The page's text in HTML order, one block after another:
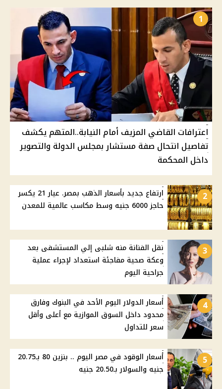
1
اعترافات القاضي المزيف أمام النيابة..المتهم يكشف
تفاصيل انتحال صفة مستشار بمجلس الدولة والتصوير
داخل المحكمة
2
ارتفاع جديد بأسعار الذهب بمصر. عيار 21 يكسر
حاجز 6000 جنيه وسط مكاسب عالمية للمعدن
3
نقل الفنانة منه شلبى إلي المستشفى بعد
وعكة صحية مفاجئة استعداد لإجراء عملية
جراحية اليوم
4
أسعار الدولار اليوم الأحد في البنوك وفارق
محدود داخل السوق الموازية مع أعلى وأقل
سعر للتداول
5
أسعار الوقود في مصر اليوم .. بنزين 80 بـ20.75
جنيه والسولار بـ20.50 جنيه